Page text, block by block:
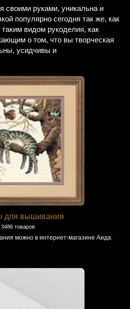
своими руками, уникальна и
популярно сегодня так же, как
видом рукоделия, как
о том, что вы творческая
усидчивы и
для вышивания
3486 товаров
можно в интернет-магазине Аида.